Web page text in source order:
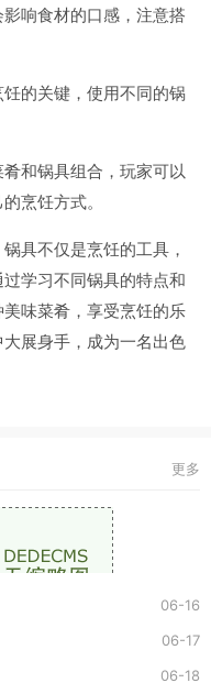
响食材的口感，注意搭
的关键，使用不同的锅
和锅具组合，玩家可以
烹饪方式。
具不仅是烹饪的工具，
学习不同锅具的特点和
味菜肴，享受烹饪的乐
展身手，成为一名出色
更多
06-16
06-17
06-18